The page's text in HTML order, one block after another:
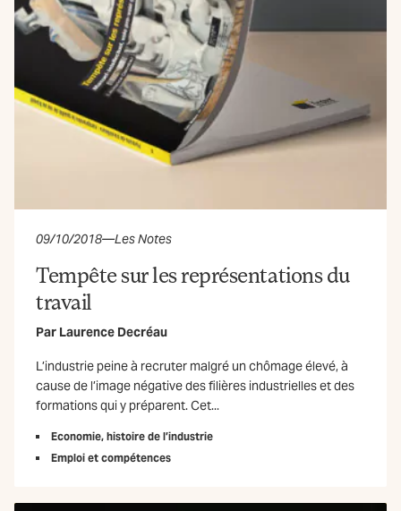
09/10/2018—Les Notes
Tempête sur les représentations du
travail
Par Laurence Decréau
L’industrie peine à recruter malgré un chômage élevé, à
cause de l’image négative des filières industrielles et des
formations qui y préparent. Cet...
Economie, histoire de l’industrie
Emploi et compétences